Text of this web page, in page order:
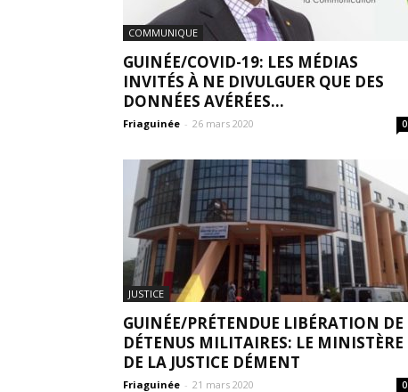
COMMUNIQUE
GUINÉE/COVID-19: LES MÉDIAS
INVITÉS À NE DIVULGUER QUE DES
DONNÉES AVÉRÉES...
Friaguinée - 26 mars 2020 0
JUSTICE
GUINÉE/PRÉTENDUE LIBÉRATION DE
DÉTENUS MILITAIRES: LE MINISTÈRE
DE LA JUSTICE DÉMENT
Friaguinée - 21 mars 2020 0